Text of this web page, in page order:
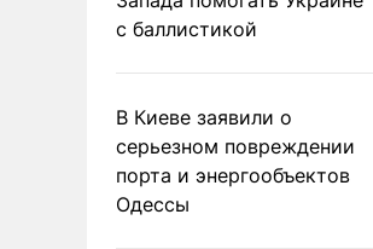
с баллистикой
В Киеве заявили о
серьезном повреждении
порта и энергообъектов
Одессы